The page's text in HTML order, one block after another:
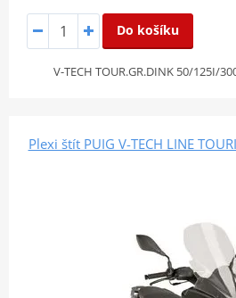
Do košíku
V-TECH TOUR.GR.DINK 50/125I/
Plexi štít PUIG V-TECH LINE